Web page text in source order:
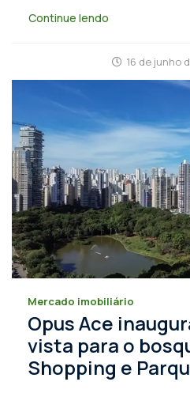
Continue lendo
16 de junho
Mercado imobiliário
Opus Ace
vista para o
Shopping e